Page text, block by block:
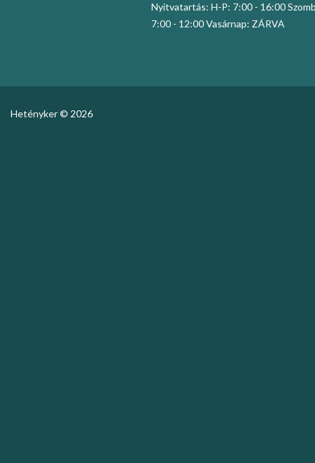
Nyitvatartás: H-P: 7:00 - 16:00
7:00 - 12:00 Vasárnap: ZÁRVA
Hetényker © 2026